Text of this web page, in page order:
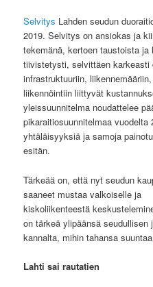
Selvitys Lahden seudun
2019. Selvitys on ansiokas ja
tekemänä, kertoen taustoista ja
tiivistetysti, selvittäen karkeasti
infrastruktuuriin,
liikennöintiin liittyvät
yleissuunnitelma noudattelee
pikaraitiosuunnitelmaa
yhtäläisyyksiä ja samoja
esitän.
Tärkeää on, että nyt seudun
saaneet mustaa valkoiselle ja
kiskoliikenteestä
on tärkeä ylipäänsä
kannalta, mihin tahansa
Lahti sai rautatien